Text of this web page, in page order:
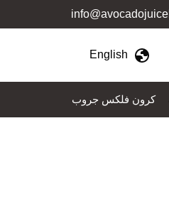
English
كرون فلكس جروب